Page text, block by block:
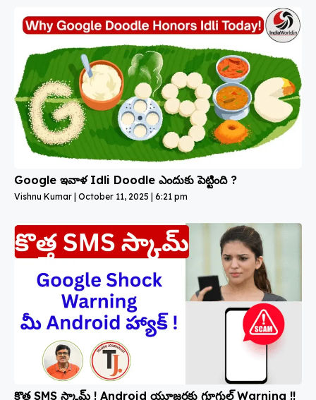
Google ఇవాళ Idli Doodle ఎందుకు పెట్టింది ?
Vishnu Kumar October 11, 2025 6:21 pm
కొత్త SMS స్కామ్ ! Android యూజర్లకు గూగుల్ Warning !!